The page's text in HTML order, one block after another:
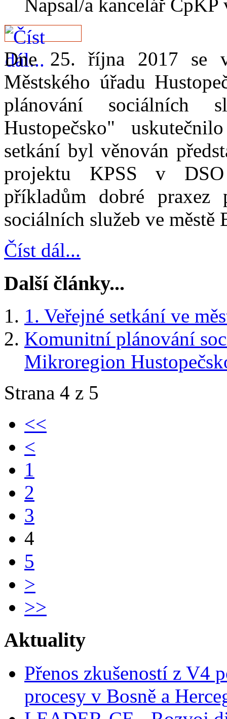
Napsal/a kancelář
Dne 25. října 2017 se v
Městského úřadu
plánování sociálních
Hustopečsko"
setkání byl věnován
projektu KPSS v
příkladům dobré praxez
sociálních služeb ve městě
Číst dál...
Další články...
1. Veřejné setkání ve
Komunitní plánování
Mikroregion
Strana 4 z 5
<<
<
1
2
3
4
5
>
>>
Aktuality
Přenos zkušeností z V4
procesy v Bosně a